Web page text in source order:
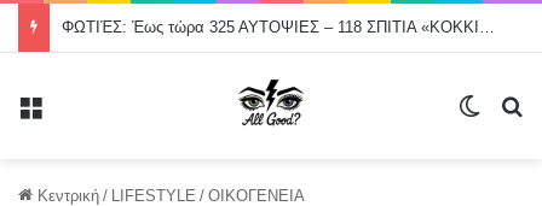
ΦΩΤΙΈΣ: Έως τώρα 325 ΑΥΤΟΨΙΕΣ – 118 ΣΠΙΤΙΑ «ΚΟΚΚΙΝΑ»
Κεντρική / LIFESTYLE / ΟΙΚΟΓΕΝΕΙΑ